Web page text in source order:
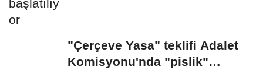
"Çerçeve Yasa" teklifi Adalet
Komisyonu'nda "pislik"